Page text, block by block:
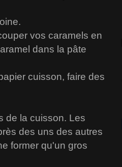
vos caramels en
dans la pâte
cuisson, faire des
de la cuisson. Les
des uns des autres
former qu'un gros